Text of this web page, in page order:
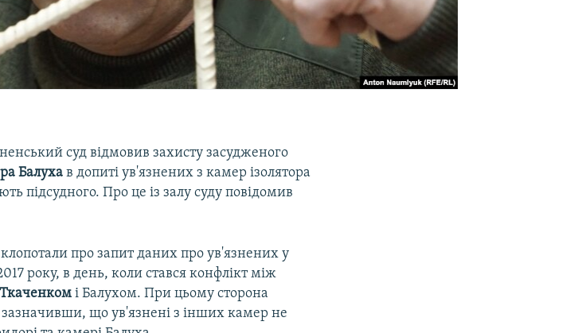
суд відмовив захисту засудженого
Балуха в допиті ув'язнених з камер ізолятора
підсудного. Про це із залу суду повідомив
про запит даних про ув'язнених у
року, в день, коли стався конфлікт між
і Балухом. При цьому сторона
що ув'язнені з інших камер не